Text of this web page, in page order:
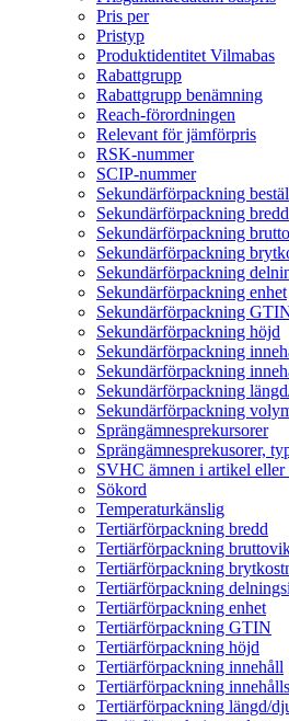
Pris per
Pristyp
Produktidentitet Vilmabas
Rabattgrupp
Rabattgrupp benämning
Reach-förordningen
Relevant för jämförpris
RSK-nummer
SCIP-nummer
Sekundärförpackning
Sekundärförpackning bredd
Sekundärförpackning
Sekundärförpackning
Sekundärförpackning
Sekundärförpackning enhet
Sekundärförpackning
Sekundärförpackning höjd
Sekundärförpackning
Sekundärförpackning
Sekundärförpackning
Sekundärförpackning
Sprängämnesprekursorer
Sprängämnesprekusorer,
SVHC ämnen i artikel
Sökord
Temperaturkänslig
Tertiärförpackning bredd
Tertiärförpackning
Tertiärförpackning
Tertiärförpackning
Tertiärförpackning enhet
Tertiärförpackning GTIN
Tertiärförpackning höjd
Tertiärförpackning innehåll
Tertiärförpackning
Tertiärförpackning längd/